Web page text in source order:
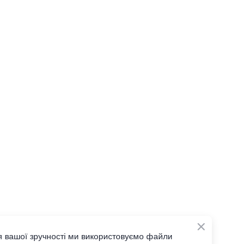
вашої зручності ми використовуємо файли